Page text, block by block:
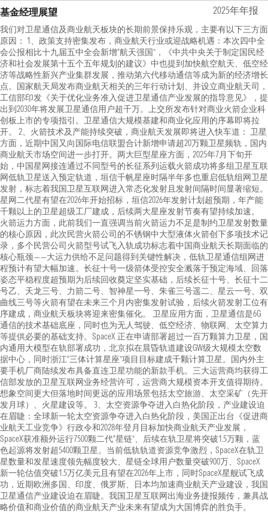
基金经理展望 2025年年报
我们对卫星通信及商业航天板块的长期前景保持乐观，主要有以下三方面
原因： 1、政策支持密集发布，商业航天行业或迎战略机遇：本次四中全
会公报相比十九届五中全会新增“航天强国”，《中共中央关于制定国民经
济和社会发展第十五个五年规划的建议》中也提到加快航空航天、低空经
济等战略性新兴产业集群发展，推动第六代移动通信等成为新的经济增长
点。国家航天局发布商业航天相关的三年行动计划、并设立商业航天司，
工信部印发《关于优化业务准入促进卫星通信产业发展的指导意见》，提
出到2030年将发展卫星通信用户超千万。上交所发布针对商业火箭企业科
创板上市的专项指引。卫星通信大规模基建和商业化应用的序幕即将拉
开。 2、火箭技术及产能持续突破，商业航天发展即将进入快车道： 卫星
方面，近期中国又向国际电信联盟合计新增申请超20万颗卫星频轨，国内
商业航天市场空间进一步打开。两大巨型星座方面，2025年7月下旬开
始，中国星网接连通过不同型号的长征系列运载火箭成功将多组卫星互联
网低轨卫星送入预定轨道，垣信千帆星座时隔半年多也重启低轨组网卫星
发射，标志着我国卫星互联网进入常态化发射且发射间隔时间显著缩短。
星网二代星有望在2026年开始招标，垣信2026年发射计划超预期，年产能
千颗以上的卫星超级工厂建成，后续两大星座发射节奏有望持续加速。
火箭运力方面，此前我们一直强调当前火箭运力不足是制约卫星发射数量
的核心原因，此次民营火箭公司的不锈钢中大型液体火箭创下多项技术记
录，多个民营公司火箭型号试飞入轨成功标志着中国商业航天长期面临的
核心瓶颈——大运力供给不足问题得到关键性解决，低轨卫星通信组网进
程预计有望大幅加速。长征十号一级箭体受控安全溅落于预定海域、回落
姿态平稳程度超预期为后续回收奠定坚实基础，后续长征十号、长征十二
号乙、天龙三号、力箭二号、智神星一号、朱雀三号遥二、星云一号、双
曲线三号等火箭有望在未来三个月内密集发射试验，后续火箭发射工位有
序建成，商业航天板块将迎来密集催化。 卫星应用方面，卫星通信是6G
通信的技术基础底座，同时也为无人驾驶、低空经济、物联网、太空算力
等提供必要的基础支持。SpaceX 正在申请部署超过一百万颗算力卫星，国
内通用大模型在轨部署成功，北京拟在晨昏轨道建设GW级大规模太空数
据中心，同时浙江“三体计算星座”项目目标建成千颗计算卫星。国内外主
要手机厂商陆续发布具备直连卫星功能的新款手机。三大运营商均获得工
信部发放的卫星互联网业务经营许可，运营商大规模资本开支值得期待。
想象空间更大但落地时间更远的应用场景包括太空旅游、太空采矿（先开
发月球）、火星建设等。 3、太空资源争夺进入白热化阶段，产业建设迫
在眉睫：全球新一轮太空资源争夺进入白热化阶段，美国正出台《促进商
业航天工业竞争》行政令和2028年登月目标加快商业航天产业发展，
SpaceX获准额外运行7500颗二代“星链”、后续在轨卫星将突破1.5万颗，蓝
色起源将发射超5400颗卫星。当前低轨轨道资源竞争激烈，SpaceX在轨卫
星数量和发星速度领先幅度较大、星链全球用户数量突破900万、SpaceX
新一轮估值突破1.5万亿美元且有望在2026年上市，同时SpaceX星舰试飞成
功，近期欧洲多国、印度、俄罗斯、日本均加速商业航天产业建设，我国
卫星通信产业建设迫在眉睫。我国卫星互联网出海业务捷报频传，兼具战
略价值和商业价值的商业航天产业未来有望成为大国博弈的胜负手。